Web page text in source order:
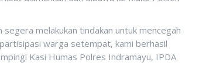
melakukan tindakan untuk mencegah
warga setempat, kami berhasil
Kasi Humas Polres Indramayu, IPDA